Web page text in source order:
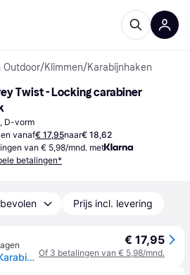
Outdoor/Klimmen/Karabijnhaken
Twist - Locking carabiner
D-vorm
vanaf€ 17,95naar€ 18,62
van € 5,98/mnd. met
betalingen*
Prijs incl. levering
Ocun Osprey Twist Karabiner - Groen
€ 17,95
Of 3 betalingen van € 5,98/mnd.